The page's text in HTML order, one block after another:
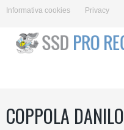
Informativa cookies Privacy
COPPOLA DANILO